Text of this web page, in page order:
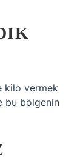
kilo vermek
bu bölgenin